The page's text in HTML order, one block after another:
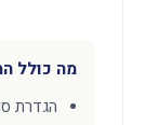
מה כולל
הגדרת